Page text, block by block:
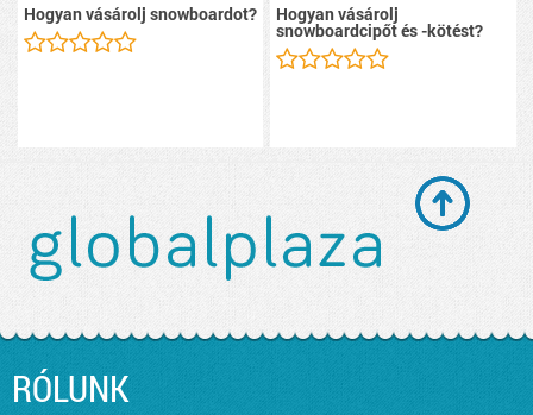
Hogyan vásárolj snowboardot? Hogyan vásárolj
snowboardcipőt és -kötést?
RÓLUNK